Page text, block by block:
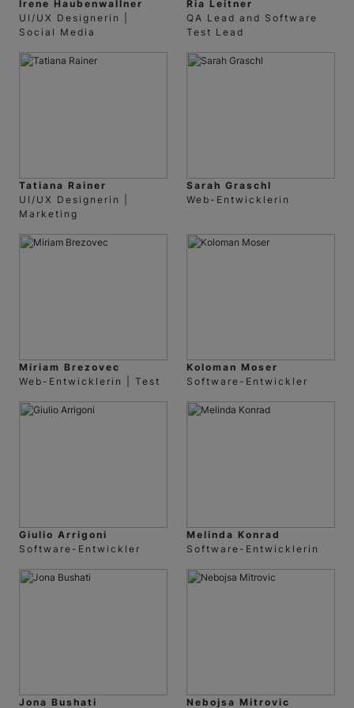
Irene Haubenwallner
UI/UX Designerin |
Social Media
Ria Leitner
QA Lead and Software
Test Lead
Tatiana Rainer
UI/UX Designerin |
Marketing
Sarah Graschl
Web-Entwicklerin
Miriam Brezovec
Web-Entwicklerin | Test
Koloman Moser
Software-Entwickler
Giulio Arrigoni
Software-Entwickler
Melinda Konrad
Software-Entwicklerin
Jona Bushati Nebojsa Mitrovic